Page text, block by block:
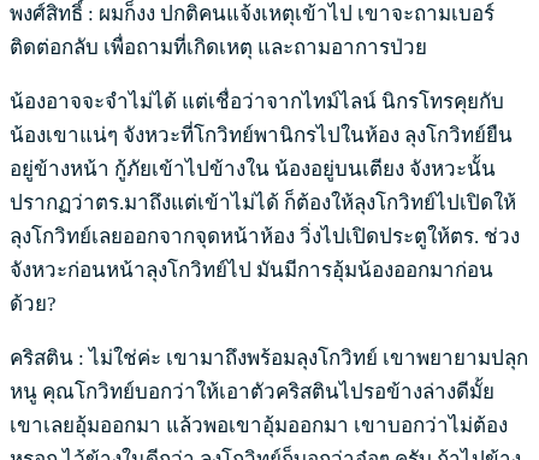
พงศ์สิทธิ์ : ผมก็งง ปกติคนแจ้งเหตุเข้าไป เขาจะถามเบอร์
ติดต่อกลับ เพื่อถามที่เกิดเหตุ และถามอาการป่วย
น้องอาจจะจำไม่ได้ แต่เชื่อว่าจากไทม์ไลน์ นิกรโทรคุยกับ
น้องเขาแน่ๆ จังหวะที่โกวิทย์พานิกรไปในห้อง ลุงโกวิทย์ยืน
อยู่ข้างหน้า กู้ภัยเข้าไปข้างใน น้องอยู่บนเตียง จังหวะนั้น
ปรากฏว่าตร.มาถึงแต่เข้าไม่ได้ ก็ต้องให้ลุงโกวิทย์ไปเปิดให้
ลุงโกวิทย์เลยออกจากจุดหน้าห้อง วิ่งไปเปิดประตูให้ตร. ช่วง
จังหวะก่อนหน้าลุงโกวิทย์ไป มันมีการอุ้มน้องออกมาก่อน
ด้วย?
คริสติน : ไม่ใช่ค่ะ เขามาถึงพร้อมลุงโกวิทย์ เขาพยายามปลุก
หนู คุณโกวิทย์บอกว่าให้เอาตัวคริสตินไปรอข้างล่างดีมั้ย
เขาเลยอุ้มออกมา แล้วพอเขาอุ้มออกมา เขาบอกว่าไม่ต้อง